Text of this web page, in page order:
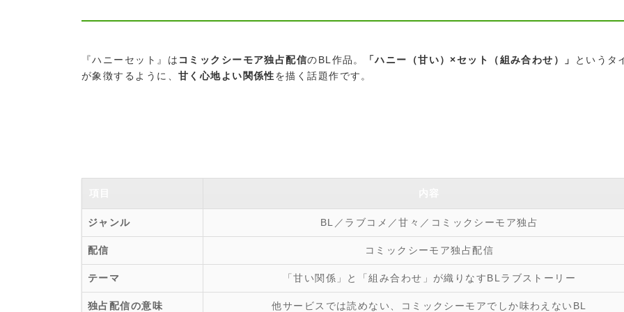
『ハニーセット』は コミックシーモア独占配信のBL作品。 「ハニー（甘い）×セット（組み合わせ）」
というタ
が象徴するように、 甘く心地よい関係性を描く話題作です。
ジャンル BL／ラブコメ／甘々／コミックシーモア独占
配信 コミックシーモア独占配信
テーマ 「甘い関係」と「組み合わせ」が織りなすBLラブストーリー
独占配信の意味 他サービスでは読めない、コミックシーモアでしか味わえないBL